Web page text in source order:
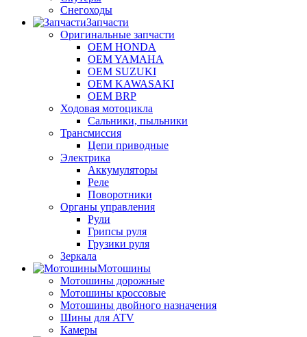
Снегоходы
Запчасти
Оригинальные запчасти
OEM HONDA
OEM YAMAHA
OEM SUZUKI
OEM KAWASAKI
OEM BRP
Ходовая мотоцикла
Сальники, пыльники
Трансмиссия
Цепи приводные
Электрика
Аккумуляторы
Реле
Поворотники
Органы управления
Рули
Грипсы руля
Грузики руля
Зеркала
Мотошины
Мотошины дорожные
Мотошины кроссовые
Мотошины двойного назначения
Шины для ATV
Камеры